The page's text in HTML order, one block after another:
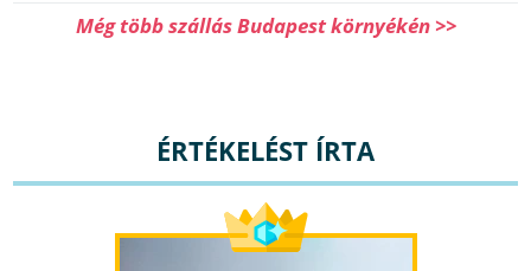
Még több szállás Budapest környékén >>
ÉRTÉKELÉST ÍRTA